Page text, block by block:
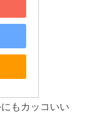
もカッコいい